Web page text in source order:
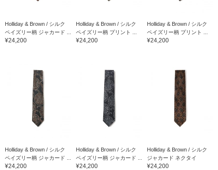
Holliday & Brown / シルク
ペイズリー柄 ジャカード ...
¥24,200
Holliday & Brown / シルク
ペイズリー柄 プリント ...
¥24,200
Holliday & Brown / シルク
ペイズリー柄 プリント ...
¥24,200
Holliday & Brown / シルク
ペイズリー柄 ジャカード ...
¥24,200
Holliday & Brown / シルク
ペイズリー柄 ジャカード ...
¥24,200
Holliday & Brown / シルク
ジャカード ネクタイ
¥24,200